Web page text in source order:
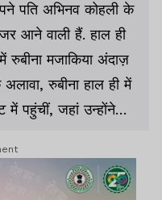
पति अभिनव कोहली के
आने वाली हैं. हाल ही
रुबीना मजाकिया अंदाज़
रुबीना हाल ही में
में पहुंचीं, जहां उन्होंने